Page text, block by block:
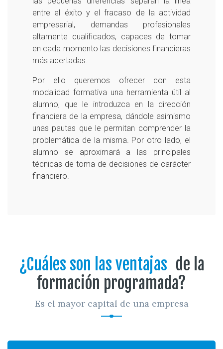
entre el éxito y el fracaso de la actividad
empresarial, demandas profesionales
altamente cualificados, capaces de tomar
en cada momento las decisiones financieras
más acertadas.
Por ello queremos ofrecer con esta
modalidad formativa una herramienta útil al
alumno, que le introduzca en la dirección
financiera de la empresa, dándole asimismo
unas pautas que le permitan comprender la
problemática de la misma. Por otro lado, el
alumno se aproximará a las principales
técnicas de toma de decisiones de carácter
financiero.
¿Cuáles son las ventajas de la
formación programada?
Es el mayor capital de una empresa